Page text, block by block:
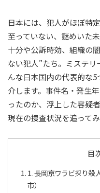
日本には、犯人がほぼ特
至っていない、謎めいた
十分や公訴時効、組織の
ない犯人”たち。ミステ
んな日本国内の代表的な
介します。事件名・発生
ったのか、浮上した容疑
現在の捜査状況を追ってみ
目
1. 長岡京ワラビ採り殺
市）